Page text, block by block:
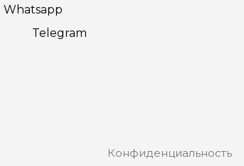
Whatsapp
Telegram
Конфиденциальность